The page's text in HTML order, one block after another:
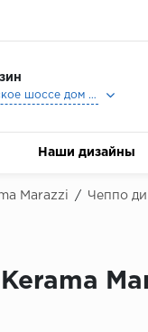
Москва, Ленинградское шоссе дом 25, Торговый Центр Family Room, 2-ой этаж, Магазин Керамический Бум.
Наши дизайны
Marazzi / Чеппо